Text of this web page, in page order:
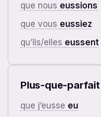
que nous eussions
que vous eussiez
qu’ils/elles eussent
Plus-que-parfait
que j’eusse eu